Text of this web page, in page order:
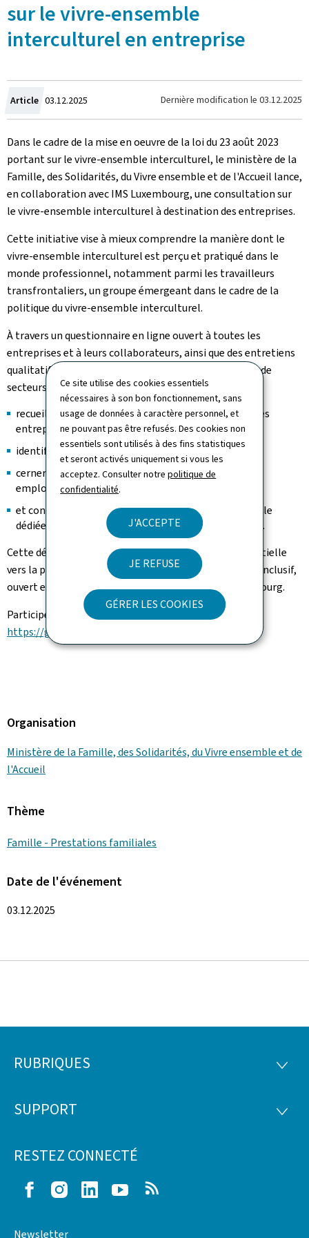
Ce site utilise des cookies essentiels
nécessaires à son bon fonctionnement, sans
usage de données à caractère personnel, et
ne pouvant pas être refusés. Des cookies non
essentiels sont utilisés à des fins statistiques
et seront activés uniquement si vous les
acceptez. Consulter notrepolitique de
confidentialité.
J'ACCEPTE
JE REFUSE
GÉRER LES COOKIES
sur le vivre-ensemble
interculturel en entreprise
Article Crée
le
03.12.2025 Dernière modification le 03.12.2025
Dans le cadre de la mise en oeuvre de la loi du 23 août 2023
portant sur le vivre-ensemble interculturel, le ministère de la
Famille, des Solidarités, du Vivre ensemble et de l'Accueil lance,
en collaboration avec IMS Luxembourg, une consultation sur
le vivre-ensemble interculturel à destination des entreprises.
Cette initiative vise à mieux comprendre la manière dont le
vivre-ensemble interculturel est perçu et pratiqué dans le
monde professionnel, notamment parmi les travailleurs
transfrontaliers, un groupe émergeant dans le cadre de la
politique du vivre-ensemble interculturel.
À travers un questionnaire en ligne ouvert à toutes les
entreprises et à leurs collaborateurs, ainsi que des entretiens
qualitatifs menés auprès d'organisations de tailles et de
secteurs variés, cette consultation permettra de:
recueillir des données sur l'intérêt et les pratiques des
entreprises en matière de vivre-ensemble,
identifier les bonnes pratiques existantes,
cerner les attentes et besoins des employeurs et des
employées et employés,
et contribuer à la création d'une plateforme nationale
dédiée au vivre-ensemble interculturel en entreprise.
Cette démarche participative marque une étape essentielle
vers la promotion d'un environnement professionnel inclusif,
ouvert et solidaire, à l'image de la diversité du Luxembourg.
Participez à la consultation dès aujourd'hui:
https://gd.lu/7R6rxh
Organisation
Ministère de la Famille, des Solidarités, du Vivre ensemble et de
l'Accueil
Thème
Famille - Prestations familiales
Date de l'événement
03.12.2025
Pied
page
RUBRIQUES
SUPPORT
RESTEZ CONNECTÉ
FacebookInstagramLinkedIn Youtube
Newsletter